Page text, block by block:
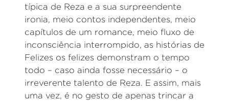
típica de Reza e a sua surpreendente
ironia, meio contos independentes, meio
capítulos de um romance, meio fluxo de
inconsciência interrompido, as histórias de
Felizes os felizes demonstram o tempo
todo – caso ainda fosse necessário – o
irreverente talento de Reza. E assim, mais
uma vez, é no gesto de apenas trincar a